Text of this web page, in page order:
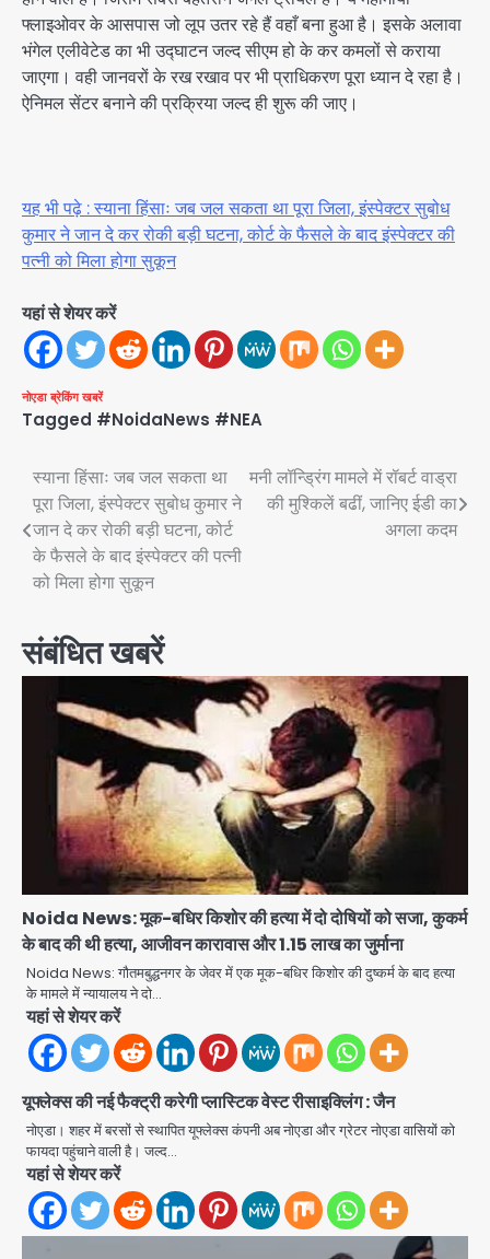
फ्लाइओवर के आसपास जो लूप उतर रहे हैं वहाँ बना हुआ है। इसके अलावा
भंगेल एलीवेटेड का भी उद्घाटन जल्द सीएम हो के कर कमलों से कराया
जाएगा। वही जानवरों के रख रखाव पर भी प्राधिकरण पूरा ध्यान दे रहा है।
ऐनिमल सेंटर बनाने की प्रक्रिया जल्द ही शुरू की जाए।
यह भी पढ़े : स्याना हिंसाः जब जल सकता था पूरा जिला, इंस्पेक्टर सुबोध
कुमार ने जान दे कर रोकी बड़ी घटना, कोर्ट के फैसले के बाद इंस्पेक्टर की
पत्नी को मिला होगा सुकून
यहां से शेयर करें
नोएडा ब्रेकिंग खबरें
Tagged #NoidaNews #NEA
Post
navigation
स्याना हिंसाः जब जल सकता था
पूरा जिला, इंस्पेक्टर सुबोध कुमार ने
जान दे कर रोकी बड़ी घटना, कोर्ट
के फैसले के बाद इंस्पेक्टर की पत्नी
को मिला होगा सुकून
मनी लॉन्ड्रिंग मामले में रॉबर्ट वाड्रा
की मुश्किलें बढीं, जानिए ईडी का
अगला कदम
संबंधित खबरें
Noida News: मूक-बधिर किशोर की हत्या में दो दोषियों को सजा, कुकर्म
के बाद की थी हत्या, आजीवन कारावास और 1.15 लाख का जुर्माना
Noida News: गौतमबुद्धनगर के जेवर में एक मूक-बधिर किशोर की दुष्कर्म के बाद हत्या
के मामले में न्यायालय ने दो…
यहां से शेयर करें
यूफ्लेक्स की नई फैक्ट्री करेगी प्लास्टिक वेस्ट रीसाइक्लिंग : जैन
नोएडा। शहर में बरसों से स्थापित यूफ्लेक्स कंपनी अब नोएडा और ग्रेटर नोएडा वासियों को
फायदा पहुंचाने वाली है। जल्द…
यहां से शेयर करें
2
एंटी-बर्गलरी सेल की बड़ी कामयाबी, चोरी के
माल की खरीद-फरोख्त करने वाले गिरोह का
3
सरकारी भर्ती परीक्षाओं में नकल कराने वाले
अंतरराज्यीय गिरोह का भंडाफोड़, मास्टरमाइंड
समेत 7 गिरफ्तार
Team JHJ
आॅपरेशन ह्यप्रहारह्ण : 72 घंटे में उत्तर-पश्चिम
जिला पुलिस का बड़ा एक्शन